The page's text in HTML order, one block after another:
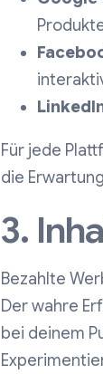
Für jede
die
3.
Bezahlte
Der wahre
bei deinem